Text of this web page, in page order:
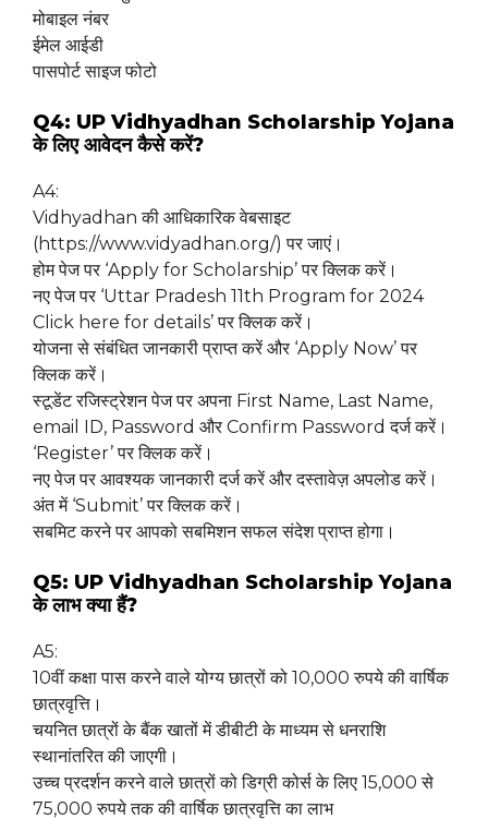
मोबाइल नंबर
ईमेल आईडी
पासपोर्ट साइज फोटो
Q4: UP Vidhyadhan Scholarship Yojana
के लिए आवेदन कैसे करें?
A4:
Vidhyadhan की आधिकारिक वेबसाइट
(https://www.vidyadhan.org/) पर जाएं।
होम पेज पर ‘Apply for Scholarship’ पर क्लिक करें।
नए पेज पर ‘Uttar Pradesh 11th Program for 2024
Click here for details’ पर क्लिक करें।
योजना से संबंधित जानकारी प्राप्त करें और ‘Apply Now’ पर
क्लिक करें।
स्टूडेंट रजिस्ट्रेशन पेज पर अपना First Name, Last Name,
email ID, Password और Confirm Password दर्ज करें।
‘Register’ पर क्लिक करें।
नए पेज पर आवश्यक जानकारी दर्ज करें और दस्तावेज़ अपलोड करें।
अंत में ‘Submit’ पर क्लिक करें।
सबमिट करने पर आपको सबमिशन सफल संदेश प्राप्त होगा।
Q5: UP Vidhyadhan Scholarship Yojana
के लाभ क्या हैं?
A5:
10वीं कक्षा पास करने वाले योग्य छात्रों को 10,000 रुपये की वार्षिक
छात्रवृत्ति।
चयनित छात्रों के बैंक खातों में डीबीटी के माध्यम से धनराशि
स्थानांतरित की जाएगी।
उच्च प्रदर्शन करने वाले छात्रों को डिग्री कोर्स के लिए 15,000 से
75,000 रुपये तक की वार्षिक छात्रवृत्ति का लाभ